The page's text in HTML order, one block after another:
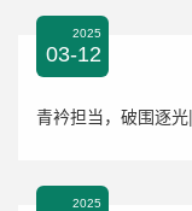
2025
03-12
2025